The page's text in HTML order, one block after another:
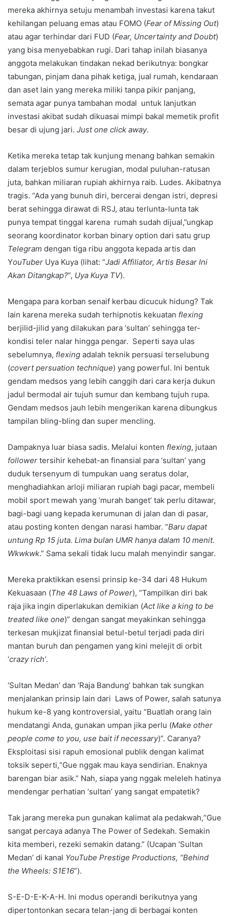
mereka akhirnya setuju menambah investasi karena takut
kehilangan peluang emas atau FOMO (Fear of Missing Out)
atau agar terhindar dari FUD (Fear, Uncertainty and Doubt)
yang bisa menyebabkan rugi. Dari tahap inilah biasanya
anggota melakukan tindakan nekad berikutnya: bongkar
tabungan, pinjam dana pihak ketiga, jual rumah, kendaraan
dan aset lain yang mereka miliki tanpa pikir panjang,
semata agar punya tambahan modal untuk lanjutkan
investasi akibat sudah dikuasai mimpi bakal memetik profit
besar di ujung jari. Just one click away.
Ketika mereka tetap tak kunjung menang bahkan semakin
dalam terjeblos sumur kerugian, modal puluhan-ratusan
juta, bahkan miliaran rupiah akhirnya raib. Ludes. Akibatnya
tragis. “Ada yang bunuh diri, bercerai dengan istri, depresi
berat sehingga dirawat di RSJ, atau terlunta-lunta tak
punya tempat tinggal karena rumah sudah dijual,”ungkap
seorang koordinator korban binary option dari satu grup
Telegram dengan tiga ribu anggota kepada artis dan
YouTuber Uya Kuya (lihat: “Jadi Affiliator, Artis Besar Ini
Akan Ditangkap?”, Uya Kuya TV).
Mengapa para korban senaif kerbau dicucuk hidung? Tak
lain karena mereka sudah terhipnotis kekuatan flexing
berjilid-jilid yang dilakukan para ‘sultan’ sehingga ter-
kondisi teler nalar hingga pengar. Seperti saya ulas
sebelumnya, flexing adalah teknik persuasi terselubung
(covert persuation technique) yang powerful. Ini bentuk
gendam medsos yang lebih canggih dari cara kerja dukun
jadul bermodal air tujuh sumur dan kembang tujuh rupa.
Gendam medsos jauh lebih mengerikan karena dibungkus
tampilan bling-bling dan super mencling.
Dampaknya luar biasa sadis. Melalui konten flexing, jutaan
follower tersihir kehebat-an finansial para ‘sultan’ yang
duduk tersenyum di tumpukan uang seratus dolar,
menghadiahkan arloji miliaran rupiah bagi pacar, membeli
mobil sport mewah yang ‘murah banget’ tak perlu ditawar,
bagi-bagi uang kepada kerumunan di jalan dan di pasar,
atau posting konten dengan narasi hambar. “Baru dapat
untung Rp 15 juta. Lima bulan UMR hanya dalam 10 menit.
Wkwkwk.” Sama sekali tidak lucu malah menyindir sangar.
Mereka praktikkan esensi prinsip ke-34 dari 48 Hukum
Kekuasaan (The 48 Laws of Power), “Tampilkan diri bak
raja jika ingin diperlakukan demikian (Act like a king to be
treated like one)” dengan sangat meyakinkan sehingga
terkesan mukjizat finansial betul-betul terjadi pada diri
mantan buruh dan pengamen yang kini melejit di orbit
‘crazy rich’.
‘Sultan Medan’ dan ‘Raja Bandung’ bahkan tak sungkan
menjalankan prinsip lain dari Laws of Power, salah satunya
hukum ke-8 yang kontroversial, yaitu “Buatlah orang lain
mendatangi Anda, gunakan umpan jika perlu (Make other
people come to you, use bait if necessary)”. Caranya?
Eksploitasi sisi rapuh emosional publik dengan kalimat
toksik seperti,“Gue nggak mau kaya sendirian. Enaknya
barengan biar asik.” Nah, siapa yang nggak meleleh hatinya
mendengar perhatian ‘sultan’ yang sangat empatetik?
Tak jarang mereka pun gunakan kalimat ala pedakwah,“Gue
sangat percaya adanya The Power of Sedekah. Semakin
kita memberi, rezeki semakin datang.” (Ucapan ‘Sultan
Medan’ di kanal YouTube Prestige Productions, “Behind
the Wheels: S1E16”).
S-E-D-E-K-A-H. Ini modus operandi berikutnya yang
dipertontonkan secara telan-jang di berbagai konten